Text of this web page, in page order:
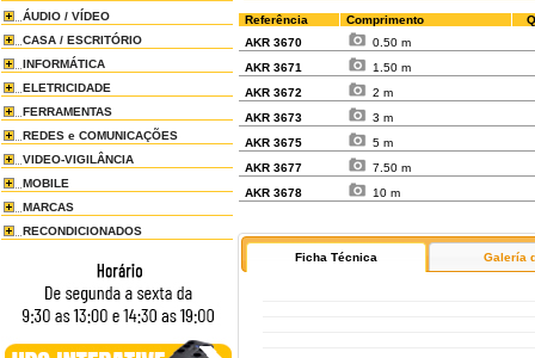
ÁUDIO / VÍDEO
CASA / ESCRITÓRIO
INFORMÁTICA
ELETRICIDADE
FERRAMENTAS
REDES e COMUNICAÇÕES
VIDEO-VIGILÂNCIA
MOBILE
MARCAS
RECONDICIONADOS
Referência Comprimento
AKR 3670
0.50 m
AKR 3671
1.50 m
AKR 3672
2 m
AKR 3673
3 m
AKR 3675
5 m
AKR 3677
7.50 m
AKR 3678
10 m
Ficha Técnica Galería